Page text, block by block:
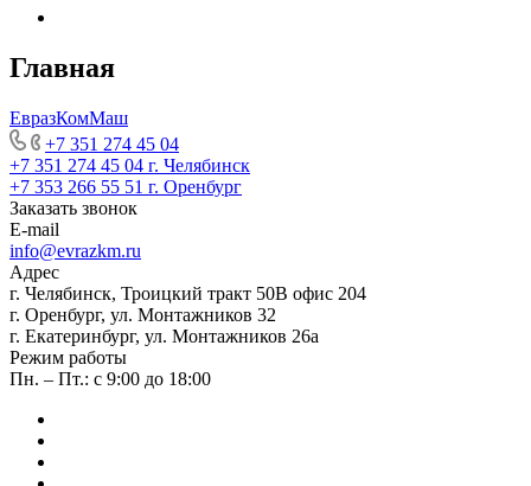
Главная
ЕвразКомМаш
+7 351 274 45 04
+7 351 274 45 04 г. Челябинск
+7 353 266 55 51 г. Оренбург
Заказать звонок
E-mail
info@evrazkm.ru
Адрес
г. Челябинск, Троицкий тракт 50В офис 204
г. Оренбург, ул. Монтажников 32
г. Екатеринбург, ул. Монтажников 26а
Режим работы
Пн. – Пт.: с 9:00 до 18:00